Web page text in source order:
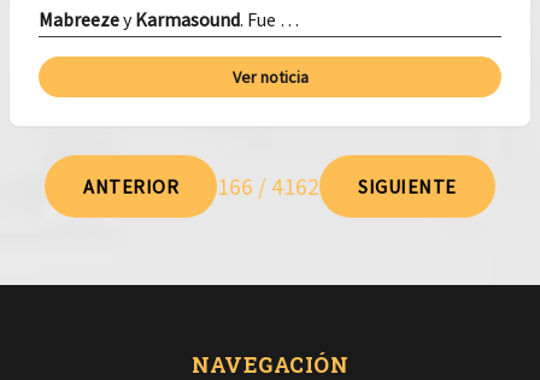
MabreezeyKarmasound. Fue …
Ver noticia
ANTERIOR 166 / 4162 SIGUIENTE
NAVEGACIÓN